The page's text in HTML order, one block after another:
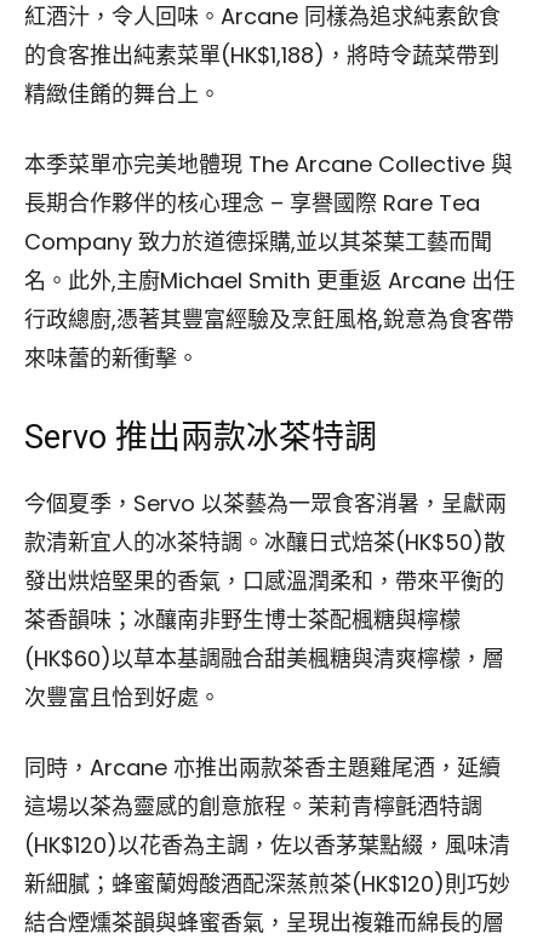
紅酒汁，令人回味。Arcane 同樣為追求純素飲食
的食客推出純素菜單(HK$1,188)，將時令蔬菜帶到
精緻佳餚的舞台上。
本季菜單亦完美地體現 The Arcane Collective 與
長期合作夥伴的核心理念 – 享譽國際 Rare Tea
Company 致力於道德採購,並以其茶葉工藝而聞
名。此外,主廚Michael Smith 更重返 Arcane 出任
行政總廚,憑著其豐富經驗及烹飪風格,銳意為食客帶
來味蕾的新衝擊。
Servo 推出兩款冰茶特調
今個夏季，Servo 以茶藝為一眾食客消暑，呈獻兩
款清新宜人的冰茶特調。冰釀日式焙茶(HK$50)散
發出烘焙堅果的香氣，口感溫潤柔和，帶來平衡的
茶香韻味；冰釀南非野生博士茶配楓糖與檸檬
(HK$60)以草本基調融合甜美楓糖與清爽檸檬，層
次豐富且恰到好處。
同時，Arcane 亦推出兩款茶香主題雞尾酒，延續
這場以茶為靈感的創意旅程。茉莉青檸氈酒特調
(HK$120)以花香為主調，佐以香茅葉點綴，風味清
新細膩；蜂蜜蘭姆酸酒配深蒸煎茶(HK$120)則巧妙
結合煙燻茶韻與蜂蜜香氣，呈現出複雜而綿長的層